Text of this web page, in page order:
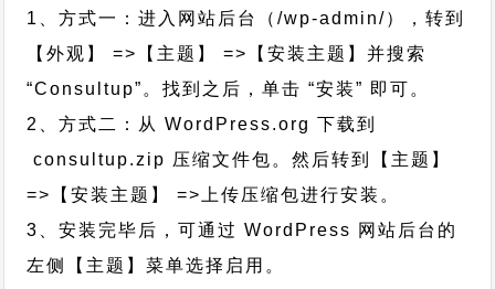
1、方式一：进入网站后台（/wp-admin/），转到
【外观】 =>【主题】 =>【安装主题】并搜索
“Consultup”。找到之后，单击 “安装” 即可。
2、方式二：从 WordPress.org 下载到
consultup.zip 压缩文件包。然后转到【主题】
=>【安装主题】 =>上传压缩包进行安装。
3、安装完毕后，可通过 WordPress 网站后台的
左侧【主题】菜单选择启用。